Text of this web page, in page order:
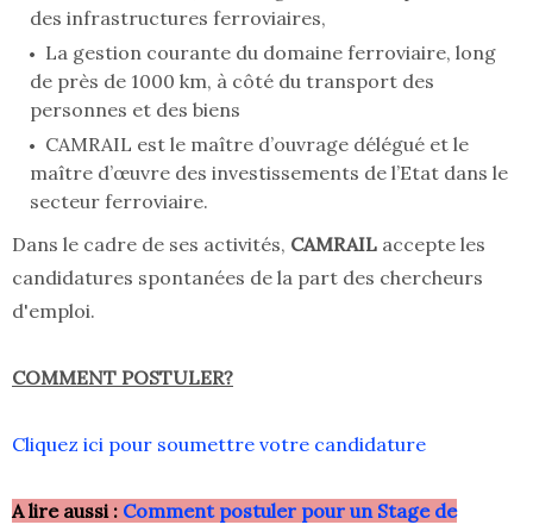
des infrastructures ferroviaires,
La gestion courante du domaine ferroviaire, long
de près de 1000 km, à côté du transport des
personnes et des biens
CAMRAIL est le maître d’ouvrage délégué et le
maître d’œuvre des investissements de l’Etat dans le
secteur ferroviaire.
Dans le cadre de ses activités, CAMRAIL accepte les
candidatures spontanées de la part des chercheurs
d'emploi.
COMMENT POSTULER?
Cliquez ici pour soumettre votre candidature
A lire aussi : Comment postuler pour un Stage de